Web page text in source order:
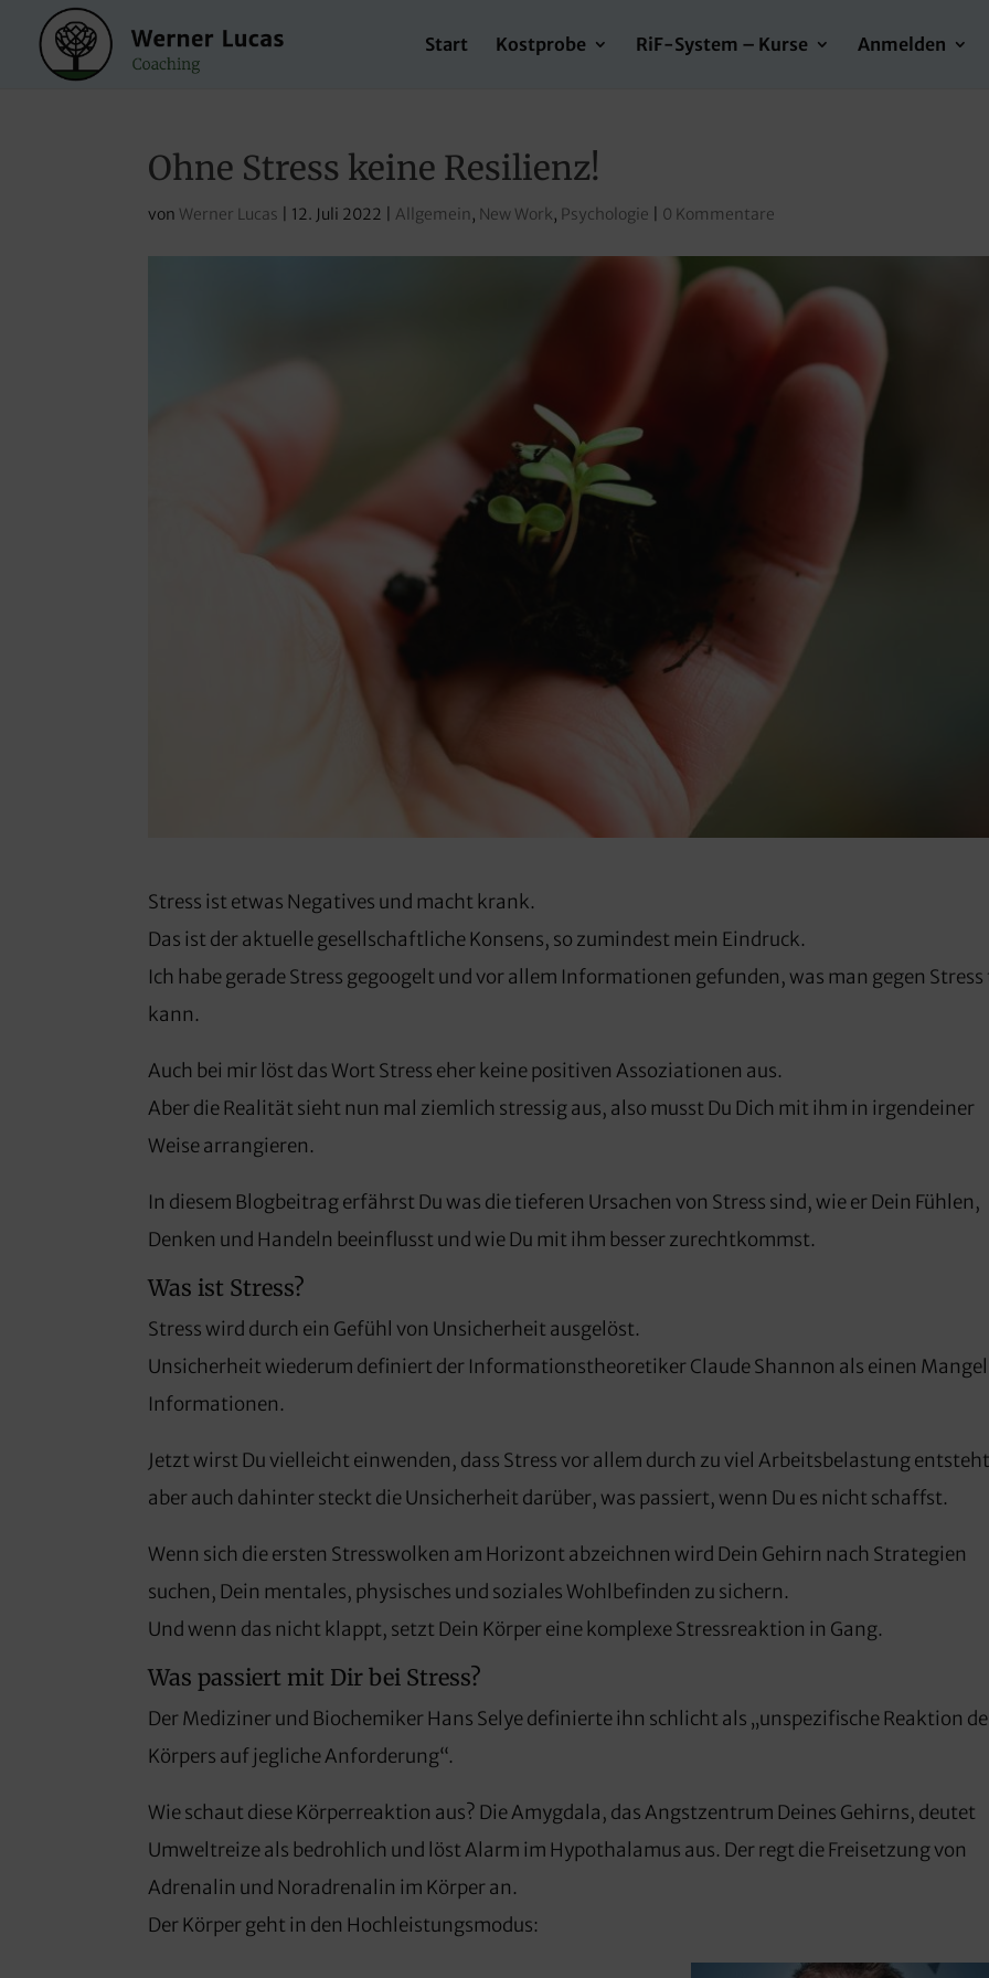
Start Kostprobe RiF-System – Kurse Anmelden
Ohne Stress keine Resilienz!
von Werner Lucas 12. Juli 2022 |Allgemein, New Work, Psychologie 0 Kommentare
Stress ist etwas Negatives und macht krank.
Das ist der aktuelle gesellschaftliche Konsens, so zumindest mein Eindruck.
Ich habe gerade Stress gegoogelt und vor allem Informationen gefunden, was man gegen
kann.
Auch bei mir löst das Wort Stress eher keine positiven Assoziationen aus.
Aber die Realität sieht nun mal ziemlich stressig aus, also musst Du Dich mit ihm in irgendeiner
Weise arrangieren.
In diesem Blogbeitrag erfährst Du was die tieferen Ursachen von Stress sind, wie er Dein Fühlen,
Denken und Handeln beeinflusst und wie Du mit ihm besser zurechtkommst.
Was ist Stress?
Stress wird durch ein Gefühl von Unsicherheit ausgelöst.
Unsicherheit wiederum definiert der Informationstheoretiker Claude Shannon als einen
Informationen.
Jetzt wirst Du vielleicht einwenden, dass Stress vor allem durch zu viel Arbeitsbelastung
aber auch dahinter steckt die Unsicherheit darüber, was passiert, wenn Du es nicht schaffst.
Wenn sich die ersten Stresswolken am Horizont abzeichnen wird Dein Gehirn nach Strategien
suchen, Dein mentales, physisches und soziales Wohlbefinden zu sichern.
Und wenn das nicht klappt, setzt Dein Körper eine komplexe Stressreaktion in Gang.
Was passiert mit Dir bei Stress?
Der Mediziner und Biochemiker Hans Selye definierte ihn schlicht als „unspezifische Reaktion
Körpers auf jegliche Anforderung“.
Wie schaut diese Körperreaktion aus? Die Amygdala, das Angstzentrum Deines Gehirns, deutet
Umweltreize als bedrohlich und löst Alarm im Hypothalamus aus. Der regt die Freisetzung von
Adrenalin und Noradrenalin im Körper an.
Der Körper geht in den Hochleistungsmodus: